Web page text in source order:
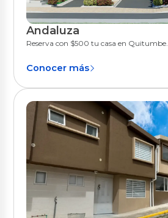
Quito
Andaluza
Reserva con $500 tu casa en Quitumbe.
Conocer más